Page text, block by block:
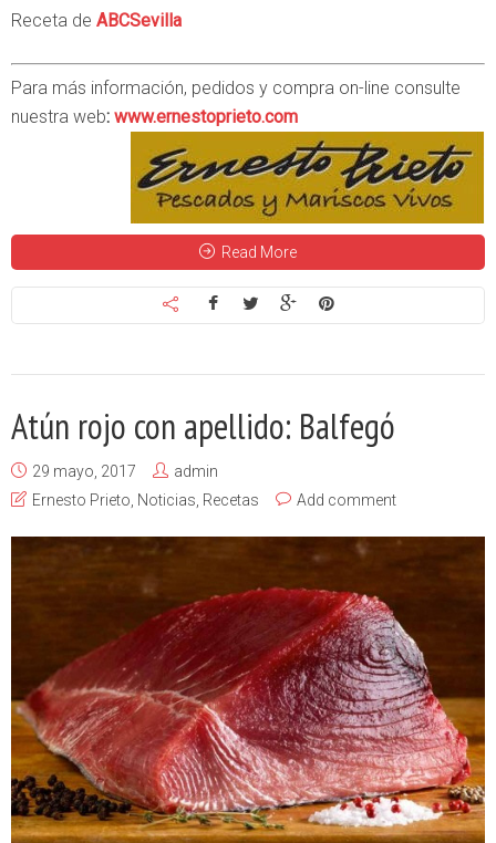
Receta de ABCSevilla
Para más información, pedidos y compra on-line consulte
nuestra web: www.ernestoprieto.com
Read More
Atún rojo con apellido: Balfegó
29 mayo, 2017
admin
Ernesto Prieto Noticias Recetas Add comment